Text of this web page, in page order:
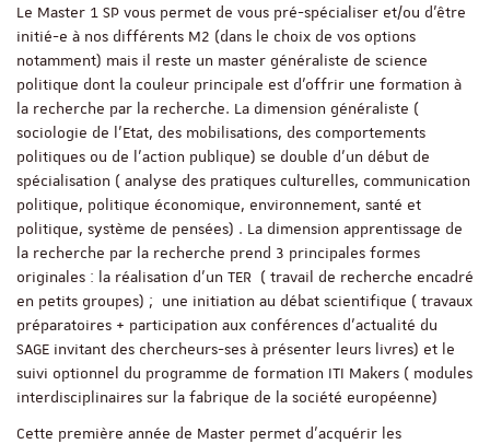
Le Master 1 SP vous permet de vous pré-spécialiser et/ou d'être
initié-e à nos différents M2 (dans le choix de vos options
notamment) mais il reste un master généraliste de science
politique dont la couleur principale est d'offrir une formation à
la recherche par la recherche. La dimension généraliste (
sociologie de l’Etat, des mobilisations, des comportements
politiques ou de l’action publique) se double d’un début de
spécialisation ( analyse des pratiques culturelles, communication
politique, politique économique, environnement, santé et
politique, système de pensées) . La dimension apprentissage de
la recherche par la recherche prend 3 principales formes
originales : la réalisation d’un TER ( travail de recherche encadré
en petits groupes) ; une initiation au débat scientifique ( travaux
préparatoires + participation aux conférences d’actualité du
SAGE invitant des chercheurs-ses à présenter leurs livres) et le
suivi optionnel du programme de formation ITI Makers ( modules
interdisciplinaires sur la fabrique de la société européenne)
Cette première année de Master permet d’acquérir les